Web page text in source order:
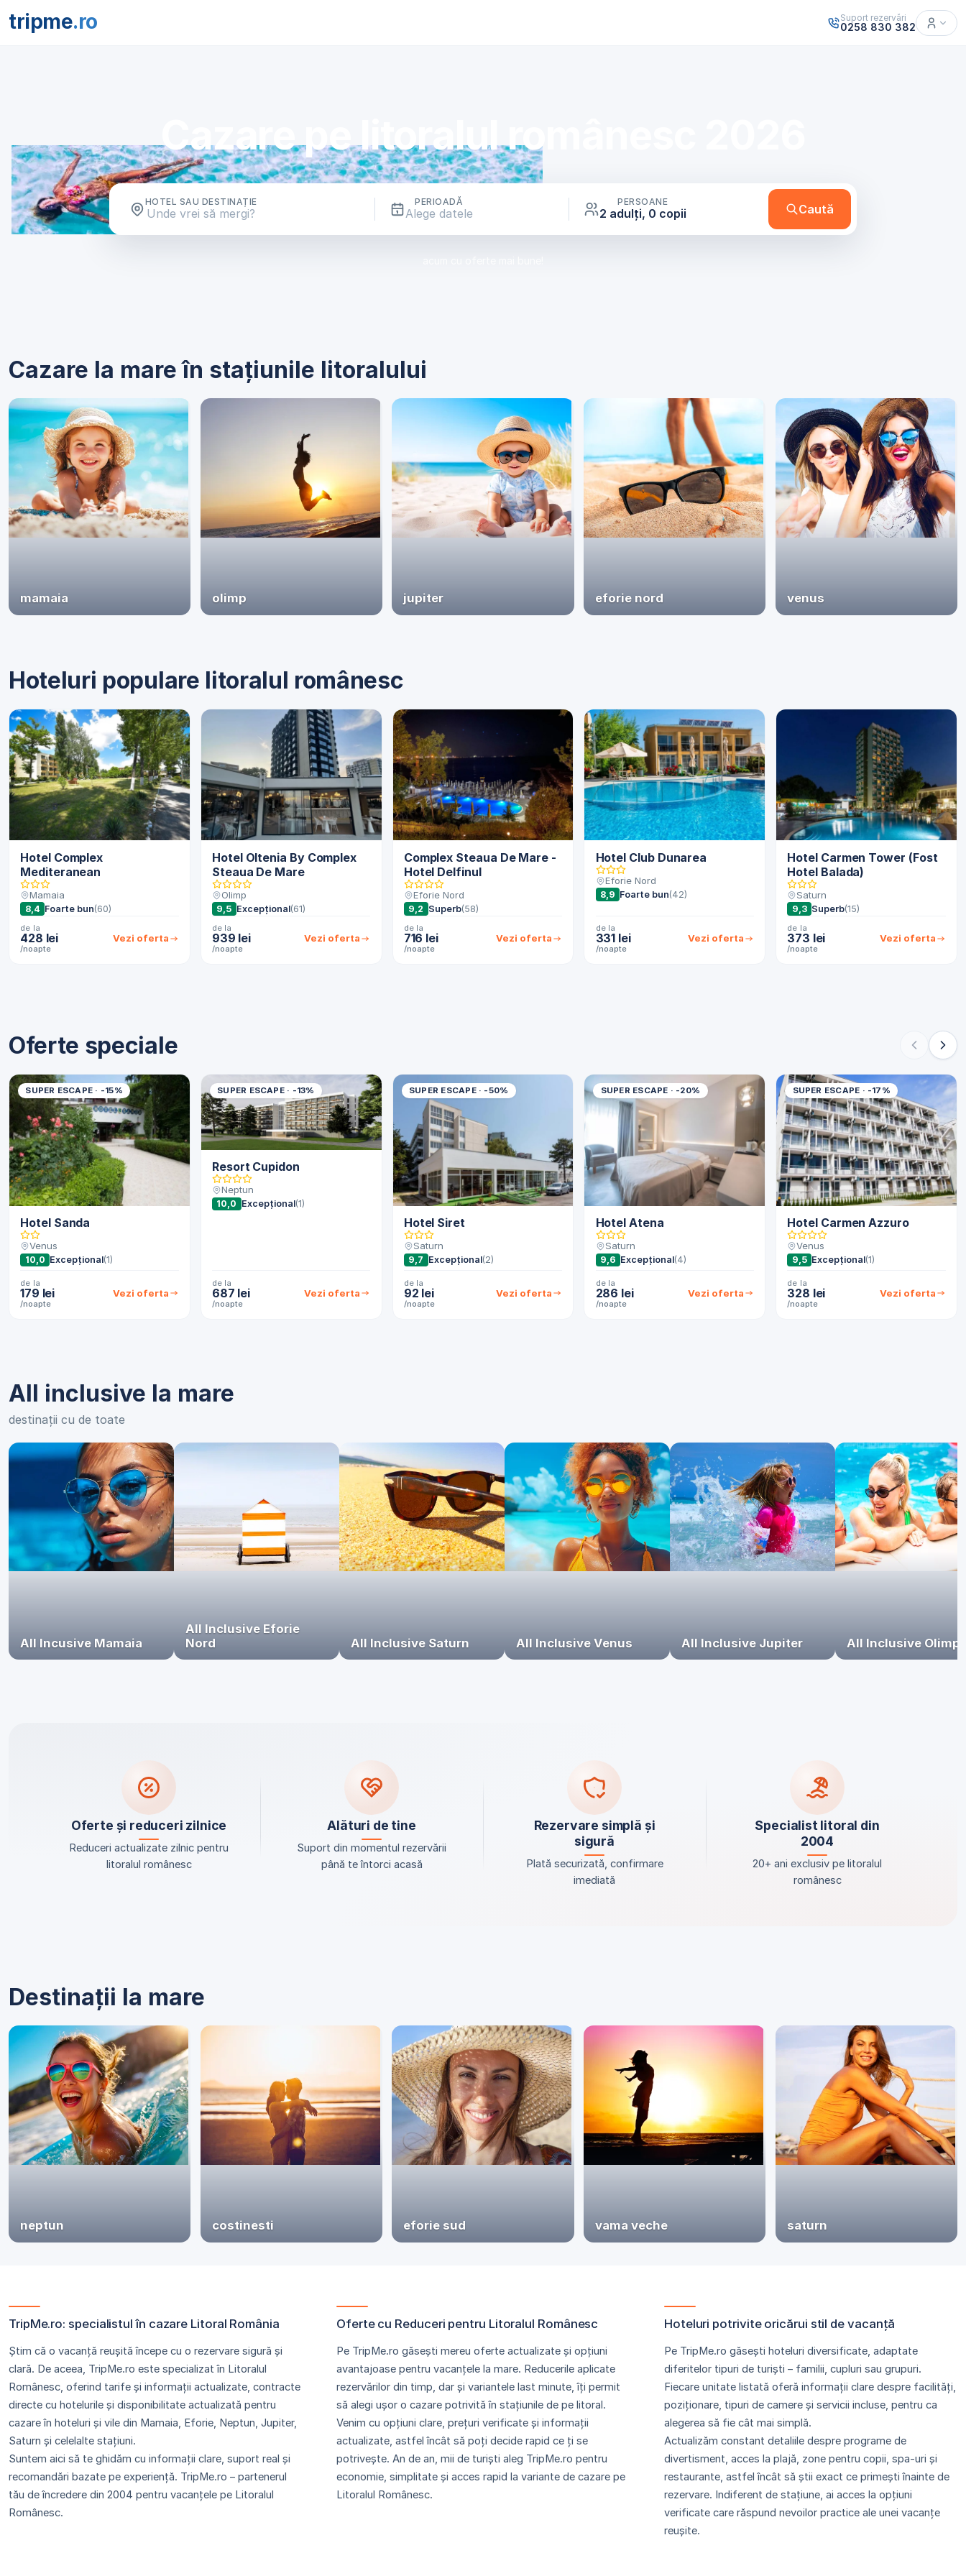
tripme.ro Suport rezervări
0258 830 382
Cazare pe litoralul românesc 2026
HOTEL SAU DESTINAȚIE
Unde vrei să mergi?
PERIOADĂ
Alege datele
PERSOANE
2 adulți, 0 copii Caută
Cazare la mare în stațiunile litoralului
mamaia olimp jupiter eforie nord venus
Hoteluri populare litoralul românesc
Hotel Complex
Mediteranean
Mamaia
8,4 Foarte bun(60)
de la
428 lei
/noapte
Vezi oferta
Hotel Oltenia By Complex
Steaua De Mare
Olimp
9,5 Excepțional(61)
de la
939 lei
/noapte
Vezi oferta
Complex Steaua De Mare -
Hotel Delfinul
Eforie Nord
9,2 Superb(58)
de la
716 lei
/noapte
Vezi oferta
Hotel Club Dunarea
Eforie Nord
8,9 Foarte bun(42)
de la
331 lei
/noapte
Vezi oferta
Hotel Carmen Tower (Fost
Hotel Balada)
Saturn
9,3 Superb(15)
de la
373 lei
/noapte
Vezi oferta
Oferte speciale
SUPER ESCAPE · -15%
Hotel Sanda
Venus
10,0 Excepțional(1)
de la
179 lei
/noapte
Vezi oferta
SUPER ESCAPE · -13%
Resort Cupidon
Neptun
10,0 Excepțional(1)
de la
687 lei
/noapte
Vezi oferta
SUPER ESCAPE · -50%
Hotel Siret
Saturn
9,7 Excepțional(2)
de la
92 lei
/noapte
Vezi oferta
SUPER ESCAPE · -20%
Hotel Atena
Saturn
9,6 Excepțional(4)
de la
286 lei
/noapte
Vezi oferta
SUPER ESCAPE · -17%
Hotel Carmen Azzuro
Venus
9,5 Excepțional(1)
de la
328 lei
/noapte
Vezi oferta
All inclusive la mare
destinații cu de toate
All Incusive Mamaia
All Inclusive Eforie
Nord
All Inclusive Saturn All Inclusive Venus All Inclusive Jupiter All Inclusive Olimp
Oferte și reduceri zilnice
Reduceri actualizate zilnic pentru
litoralul românesc
Alături de tine
Suport din momentul rezervării
până te întorci acasă
Rezervare simplă și
sigură
Plată securizată, confirmare
imediată
Specialist litoral din
2004
20+ ani exclusiv pe litoralul
românesc
Destinații la mare
neptun costinesti eforie sud vama veche saturn
TripMe.ro: specialistul în cazare Litoral România
Știm că o vacanță reușită începe cu o rezervare sigură și
clară. De aceea, TripMe.ro este specializat în Litoralul
Românesc, oferind tarife și informații actualizate, contracte
directe cu hotelurile și disponibilitate actualizată pentru
cazare în hoteluri și vile din Mamaia, Eforie, Neptun, Jupiter,
Saturn și celelalte stațiuni.
Suntem aici să te ghidăm cu informații clare, suport real și
recomandări bazate pe experiență. TripMe.ro – partenerul
tău de încredere din 2004 pentru vacanțele pe Litoralul
Românesc.
Oferte cu Reduceri pentru Litoralul Românesc
Pe TripMe.ro găsești mereu oferte actualizate și opțiuni
avantajoase pentru vacanțele la mare. Reducerile aplicate
rezervărilor din timp, dar și variantele last minute, îți permit
să alegi ușor o cazare potrivită în stațiunile de pe litoral.
Venim cu opțiuni clare, prețuri verificate și informații
actualizate, astfel încât să poți decide rapid ce ți se
potrivește. An de an, mii de turiști aleg TripMe.ro pentru
economie, simplitate și acces rapid la variante de cazare pe
Litoralul Românesc.
Hoteluri potrivite oricărui stil de vacanță
Pe TripMe.ro găsești hoteluri diversificate, adaptate
diferitelor tipuri de turiști – familii, cupluri sau grupuri.
Fiecare unitate listată oferă informații clare despre facilități,
poziționare, tipuri de camere și servicii incluse, pentru ca
alegerea să fie cât mai simplă.
Actualizăm constant detaliile despre programe de
divertisment, acces la plajă, zone pentru copii, spa-uri și
restaurante, astfel încât să știi exact ce primești înainte de
rezervare. Indiferent de stațiune, ai acces la opțiuni
verificate care răspund nevoilor practice ale unei vacanțe
reușite.